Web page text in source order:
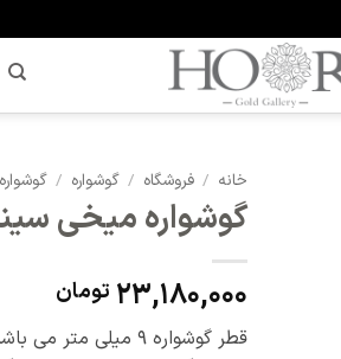
خانه / فروشگاه / گوشواره /
گوشواره میخی
23,180,000 تومان
قطر گوشواره 9 میلی متر می باشد.